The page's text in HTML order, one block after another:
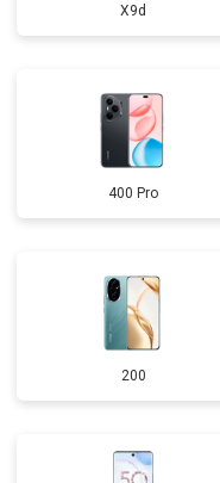
X9d
400 Pro
200